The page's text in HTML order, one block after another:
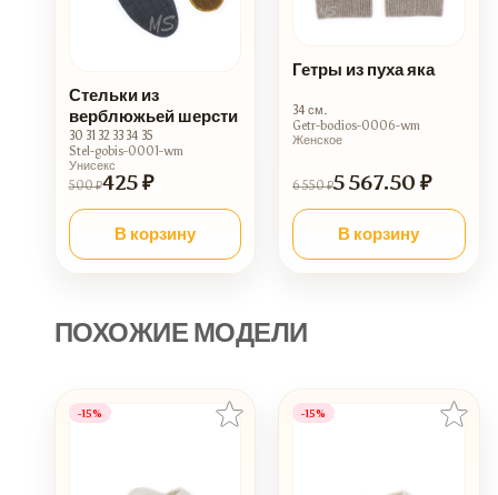
Стельки из
верблюжьей шерсти
30 31 32 33 34 35
Stel-gobis-0001-wm
Унисекс
500 ₽425 ₽
В корзину
Гетры из пуха яка
34 см.
Getr-bodios-0006-wm
Женское
6 550 ₽5 567.50 ₽
В корзину
ПОХОЖИЕ МОДЕЛИ
-15% -15%